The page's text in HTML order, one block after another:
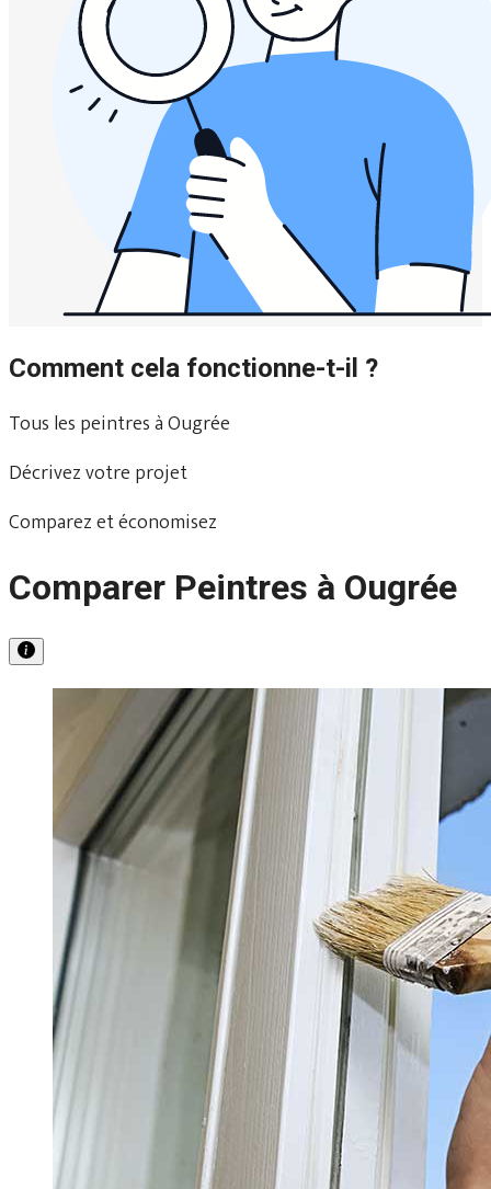
Comment cela fonctionne-t-il ?
Tous les peintres à Ougrée
Décrivez votre projet
Comparez et économisez
Comparer Peintres à Ougrée